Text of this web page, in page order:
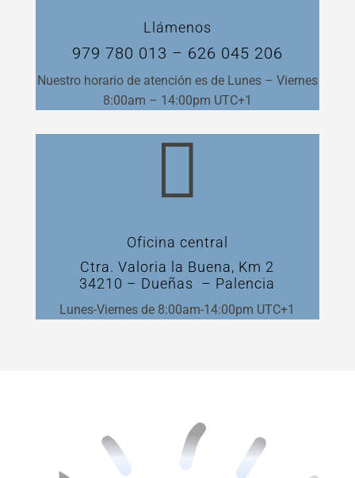
Llámenos
979 780 013 – 626 045 206
Nuestro horario de atención es de Lunes – Viernes
8:00am – 14:00pm UTC+1

Oficina central
Ctra. Valoria la Buena, Km 2
34210 – Dueñas – Palencia
Lunes-Viernes de 8:00am-14:00pm UTC+1